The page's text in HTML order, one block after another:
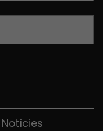
Notícies